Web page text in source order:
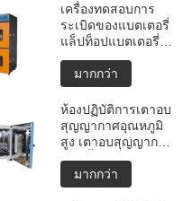
เครื่องทดสอบการ
ระเบิดของแบตเตอรี่
แล็ปท็อปแบตเตอรี่
แบบพกพาคุณภาพสูง
การทดสอบการ
ระเบิดของแบตเตอรี่
ลิเธียม เครื่องทดสอบ
การระเบิด เครื่อง
ทดสอบแบตเตอรี่
ราคาผลิต
มากกว่า
ห้องปฏิบัติการเตาอบ
สุญญากาศอุณหภูมิ
สูง เตาอบสุญญากาศ
แบบตั้งโปรแกรมได้
มากกว่า